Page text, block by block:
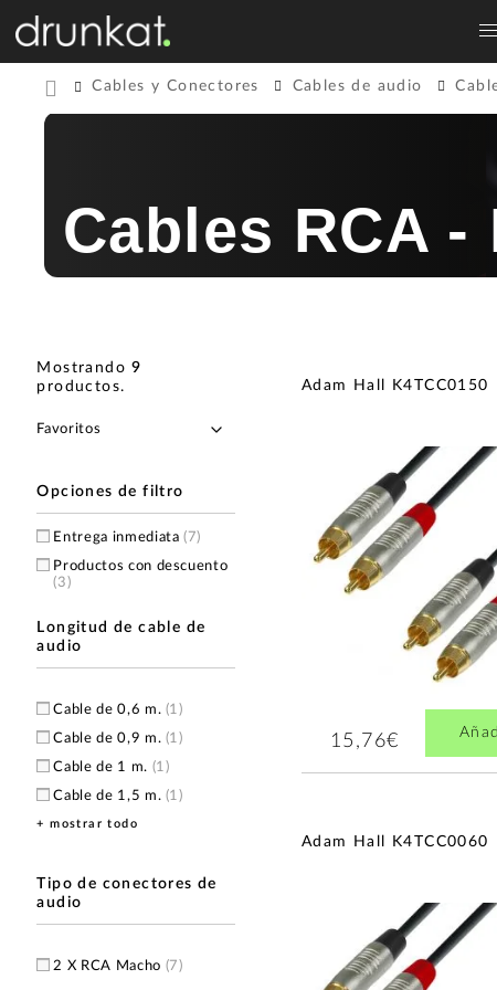
Cables y Conectores Cables de audio
Cables RCA -
Mostrando9
productos.
Opciones de filtro
Entrega inmediata(7)
Productos con descuento
(3)
Longitud de cable de
audio
Cable de 0,6 m. (1)
Cable de 0,9 m. (1)
Cable de 1 m. (1)
Cable de 1,5 m. (1)
Cable de 3 m.
+ mostrar todo
Tipo de conectores de
audio
2 X RCA Macho (7)
Adam Hall K4TCC0150
15,76€
Adam Hall K4TCC0060